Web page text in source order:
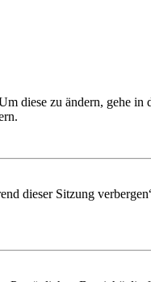
diese zu ändern, gehe
dieser Sitzung